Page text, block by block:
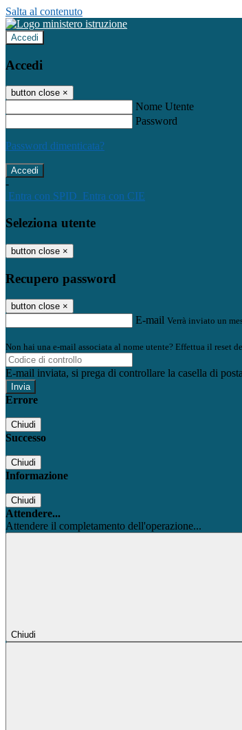
Salta al contenuto
Accedi
Accedi
button close ×
Nome Utente
Password
Password dimenticata?
-
Entra con SPID Entra con CIE
Seleziona utente
button close ×
Recupero password
button close ×
E-mail Verrà inviato un
Non hai una e-mail associata al nome utente? Effettua il reset
E-mail inviata, si prega di controllare la casella di
Errore
Chiudi
Successo
Chiudi
Informazione
Chiudi
Attendere...
Attendere il completamento dell'operazione...
Chiudi